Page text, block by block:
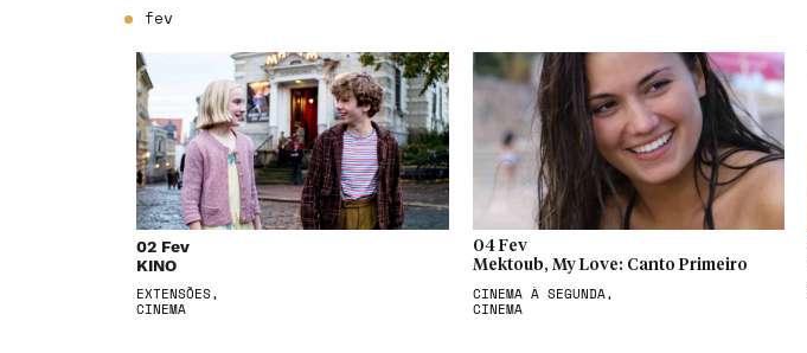
fev
02 Fev
KINO
EXTENSÕES,
CINEMA
04 Fev
Mektoub, My Love: Canto Primeiro
CINEMA À SEGUNDA,
CINEMA